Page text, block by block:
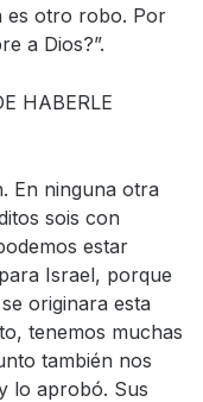
es otro robo. Por
a Dios?”.
HABERLE
En ninguna otra
sois con
estar
Israel, porque
originara esta
tenemos muchas
también nos
lo aprobó. Sus